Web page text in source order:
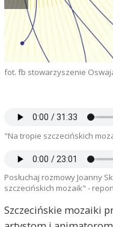
fot. fb stowarzyszenie
"Na tropie szczecińskich
Posłuchaj rozmowy Joanny
szczecińskich mozaik" -
Szczecińskie mozaiki